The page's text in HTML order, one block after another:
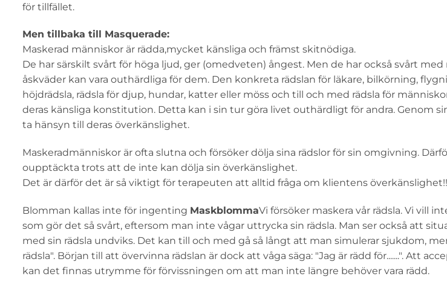
för tillfället.
Men tillbaka till Masquerade:
Maskerad människor är rädda,mycket känsliga och främst skitnödiga.
De har särskilt svårt för höga ljud, ger (omedveten) ångest. Men de har också svårt
åskväder kan vara outhärdliga för dem. Den konkreta rädslan för läkare, bilkörning,
höjdrädsla, rädsla för djup, hundar, katter eller möss och till och med rädsla för
deras känsliga konstitution. Detta kan i sin tur göra livet outhärdligt för andra. Genom
ta hänsyn till deras överkänslighet.
Maskeradmänniskor är ofta slutna och försöker dölja sina rädslor för sin omgivning.
oupptäckta trots att de inte kan dölja sin överkänslighet.
Det är därför det är så viktigt för terapeuten att alltid fråga om klientens
Blomman kallas inte för ingenting MaskblommaVi försöker maskera vår rädsla. Vi vill
som gör det så svårt, eftersom man inte vågar uttrycka sin rädsla. Man ser också att
med sin rädsla undviks. Det kan till och med gå så långt att man simulerar sjukdom,
rädsla". Början till att övervinna rädslan är dock att våga säga: "Jag är rädd för.......". Att
kan det finnas utrymme för förvissningen om att man inte längre behöver vara rädd.